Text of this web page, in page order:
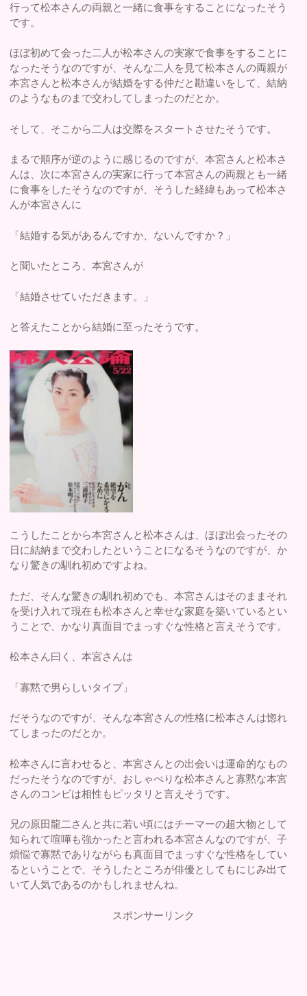
行って松本さんの両親と一緒に食事をすることになったそう
です。
ほぼ初めて会った二人が松本さんの実家で食事をすることに
なったそうなのですが、そんな二人を見て松本さんの両親が
本宮さんと松本さんが結婚をする仲だと勘違いをして、結納
のようなものまで交わしてしまったのだとか。
そして、そこから二人は交際をスタートさせたそうです。
まるで順序が逆のように感じるのですが、本宮さんと松本さ
んは、次に本宮さんの実家に行って本宮さんの両親とも一緒
に食事をしたそうなのですが、そうした経緯もあって松本さ
んが本宮さんに
「結婚する気があるんですか、ないんですか？」
と聞いたところ、本宮さんが
「結婚させていただきます。」
と答えたことから結婚に至ったそうです。
こうしたことから本宮さんと松本さんは、ほぼ出会ったその
日に結納まで交わしたということになるそうなのですが、か
なり驚きの馴れ初めですよね。
ただ、そんな驚きの馴れ初めでも、本宮さんはそのままそれ
を受け入れて現在も松本さんと幸せな家庭を築いているとい
うことで、かなり真面目でまっすぐな性格と言えそうです。
松本さん曰く、本宮さんは
「寡黙で男らしいタイプ」
だそうなのですが、そんな本宮さんの性格に松本さんは惚れ
てしまったのだとか。
松本さんに言わせると、本宮さんとの出会いは運命的なもの
だったそうなのですが、おしゃべりな松本さんと寡黙な本宮
さんのコンビは相性もピッタリと言えそうです。
兄の原田龍二さんと共に若い頃にはチーマーの超大物として
知られて喧嘩も強かったと言われる本宮さんなのですが、子
煩悩で寡黙でありながらも真面目でまっすぐな性格をしてい
るということで、そうしたところが俳優としてもにじみ出て
いて人気であるのかもしれませんね。
スポンサーリンク